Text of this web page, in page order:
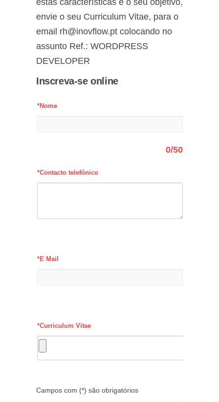
estas características é o seu objetivo,
envie o seu Curriculum Vitae, para o
email rh@inovflow.pt colocando no
assunto Ref.: WORDPRESS
DEVELOPER
Inscreva-se online
*Nome
0/50
*Contacto telefónico
*E Mail
*Curriculum Vitae
Campos com (*) são obrigatórios